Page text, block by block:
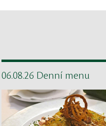
06.08.26 Denní menu